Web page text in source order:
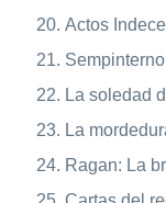
Actos
Sempinterno
La soledad
La
Ragan: La